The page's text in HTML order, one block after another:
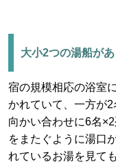
大小2つの湯船が
宿の規模相応の浴室
かれていて、一方が
向かい合わせに6名
をまたぐように湯口
れているお湯を見て